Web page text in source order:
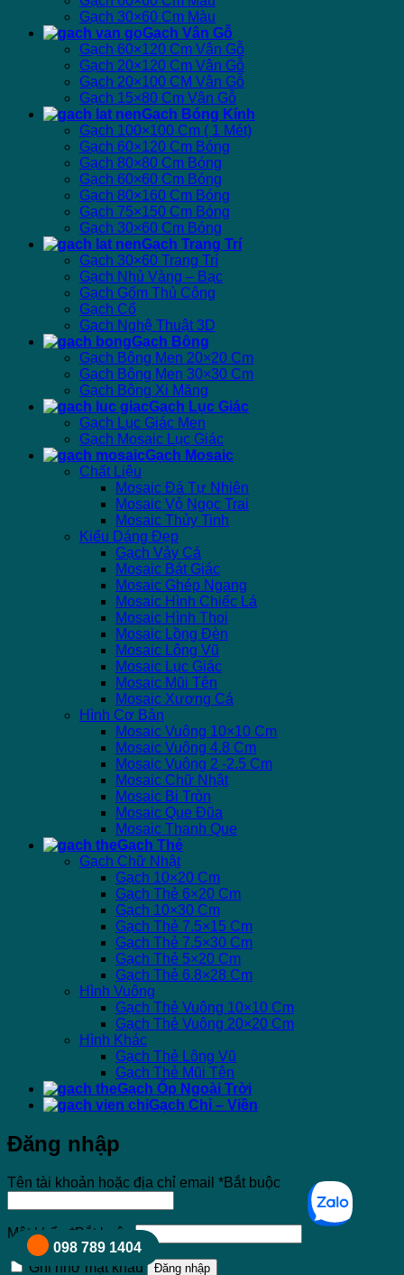
Gạch 30×60 Cm Màu
Gạch Vân Gỗ
Gạch 60×120 Cm Vân Gỗ
Gạch 20×120 Cm Vân Gỗ
Gạch 20×100 CM Vân Gỗ
Gạch 15×80 Cm Vân Gỗ
Gạch Bóng Kính
Gạch 100×100 Cm ( 1 Mét)
Gạch 60×120 Cm Bóng
Gạch 80×80 Cm Bóng
Gạch 60×60 Cm Bóng
Gạch 80×160 Cm Bóng
Gạch 75×150 Cm Bóng
Gạch 30×60 Cm Bóng
Gạch Trang Trí
Gạch 30×60 Trang Trí
Gạch Nhủ Vàng – Bạc
Gạch Gốm Thủ Công
Gạch Cổ
Gạch Nghệ Thuật 3D
Gạch Bông
Gạch Bông Men 20×20 Cm
Gạch Bông Men 30×30 Cm
Gạch Bông Xi Măng
Gạch Lục Giác
Gạch Lục Giác Men
Gạch Mosaic Lục Giác
Gạch Mosaic
Chất Liệu
Mosaic Đá Tự Nhiên
Mosaic Vỏ Ngọc Trai
Mosaic Thủy Tinh
Kiểu Dáng Đẹp
Gạch Vảy Cá
Mosaic Bát Giác
Mosaic Ghép Ngang
Mosaic Hình Chiếc Lá
Mosaic Hình Thoi
Mosaic Lồng Đèn
Mosaic Lông Vũ
Mosaic Lục Giác
Mosaic Mũi Tên
Mosaic Xương Cá
Hình Cơ Bản
Mosaic Vuông 10×10 Cm
Mosaic Vuông 4.8 Cm
Mosaic Vuông 2 -2.5 Cm
Mosaic Chữ Nhật
Mosaic Bi Tròn
Mosaic Que Đũa
Mosaic Thanh Que
Gạch Thẻ
Gạch Chữ Nhật
Gạch 10×20 Cm
Gạch Thẻ 6×20 Cm
Gạch 10×30 Cm
Gạch Thẻ 7.5×15 Cm
Gạch Thẻ 7.5×30 Cm
Gạch Thẻ 5×20 Cm
Gạch Thẻ 6.8×28 Cm
Hình Vuông
Gạch Thẻ Vuông 10×10 Cm
Gạch Thẻ Vuông 20×20 Cm
Hình Khác
Gạch Thẻ Lông Vũ
Gạch Thẻ Mũi Tên
Gạch Ốp Ngoài Trời
Gạch Chỉ – Viền
098 789 1404
Đăng nhập
Tên tài khoản hoặc địa chỉ email *Bắt buộc
Mật khẩu *Bắt buộc
Ghi nhớ mật khẩu Đăng nhập